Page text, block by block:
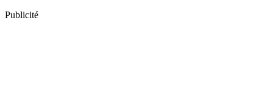
Publicité